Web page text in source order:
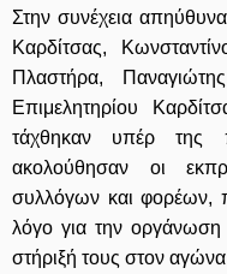
Στην συνέχεια
Καρδίτσας,
Πλαστήρα,
Επιμελητηρίου
τάχθηκαν υπέρ της
ακολούθησαν οι
συλλόγων και φορέων,
λόγο για την
στήριξή τους στον αγώνα